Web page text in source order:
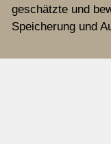
geschätzte und
Speicherung und